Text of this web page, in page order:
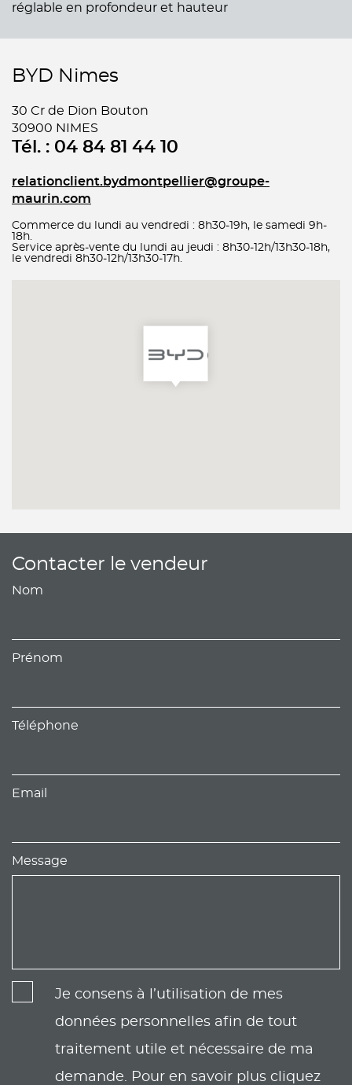
réglable en profondeur et hauteur
BYD Nimes
30 Cr de Dion Bouton
30900 NIMES
Tél. : 04 84 81 44 10
relationclient.bydmontpellier@groupe-
maurin.com
Commerce du lundi au vendredi : 8h30-19h, le samedi 9h-
18h.
Service après-vente du lundi au jeudi : 8h30-12h/13h30-18h,
le vendredi 8h30-12h/13h30-17h.
Contacter le vendeur
Nom
Prénom
Téléphone
Email
Message
Je consens à l’utilisation de mes
données personnelles afin de tout
traitement utile et nécessaire de ma
demande. Pour en savoir plus cliquez